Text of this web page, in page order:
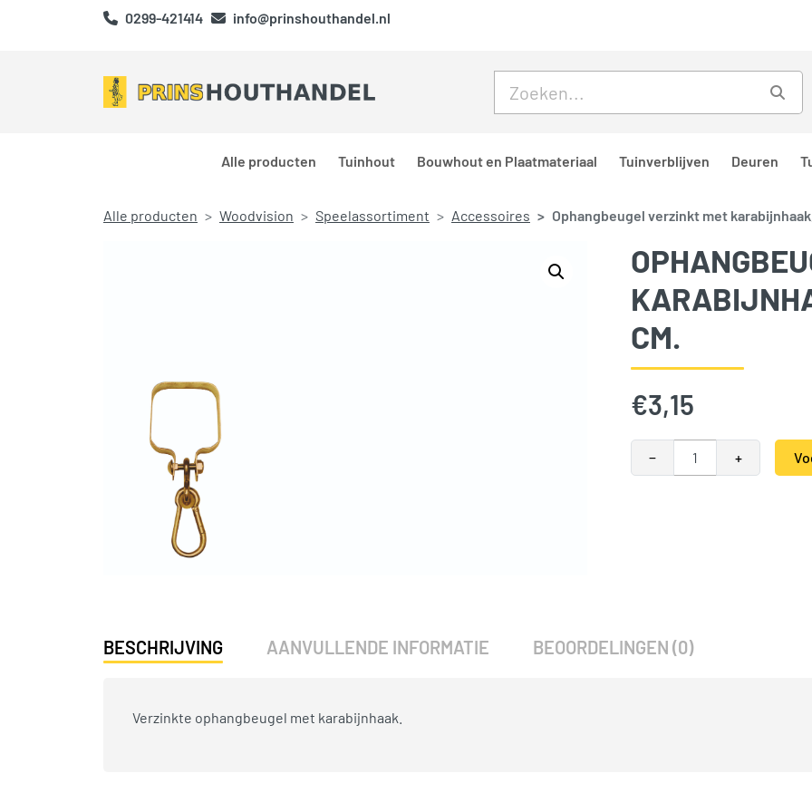
0299-421414 info@prinshouthandel.nl
Alle producten Tuinhout Bouwhout en Plaatmateriaal Tuinverblijven Deuren
Alle producten Woodvision Speelassortiment Accessoires Ophangbeugel verzinkt met
CM.
€3,15
−
Ophangbeugel verzinkt met
+
BESCHRIJVING AANVULLENDE INFORMATIE BEOORDELINGEN (0)
Verzinkte ophangbeugel met karabijnhaak.